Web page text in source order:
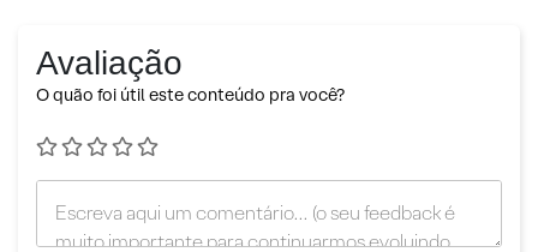
Avaliação
O quão foi útil este conteúdo pra você?